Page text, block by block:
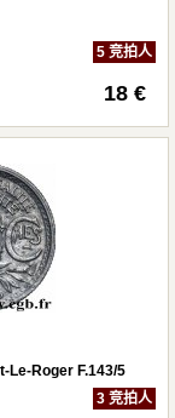
5 竞拍人
18 €
Le-Roger F.143/5
3 竞拍人